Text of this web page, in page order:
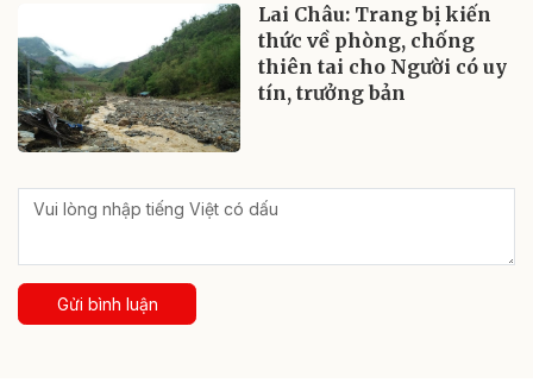
Lai Châu: Trang bị kiến
thức về phòng, chống
thiên tai cho Người có uy
tín, trưởng bản
Gửi bình luận